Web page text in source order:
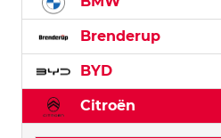
Brenderup
BYD
Citroën